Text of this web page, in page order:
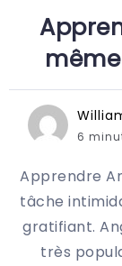
6
Apprendre
tâche
gratifiant.
très